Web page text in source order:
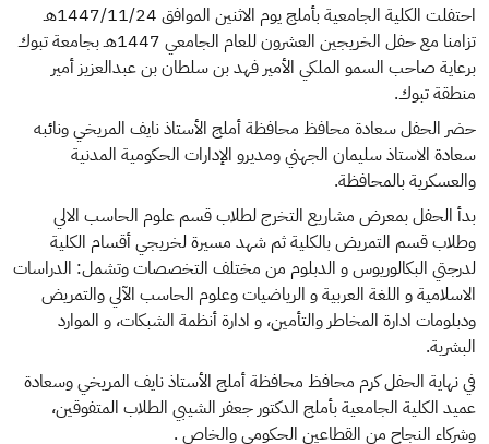
احتفلت الكلية الجامعية بأملج يوم الاثنين الموافق 1447/11/24هـ
تزامنا مع حفل الخريجين العشرون للعام الجامعي 1447هـ بجامعة تبوك
برعاية صاحب السمو الملكي الأمير فهد بن سلطان بن عبدالعزيز أمير
منطقة تبوك.
حضر الحفل سعادة محافظ محافظة أملج الأستاذ نايف المريخي ونائبه
سعادة الاستاذ سليمان الجهني ومديرو الإدارات الحكومية المدنية
والعسكرية بالمحافظة.
بدأ الحفل بمعرض مشاريع التخرج لطلاب قسم علوم الحاسب الالي
وطلاب قسم التمريض بالكلية ثم شهد مسيرة لخريجي أقسام الكلية
لدرجتي البكالوريوس و الدبلوم من مختلف التخصصات وتشمل: الدراسات
الاسلامية و اللغة العربية و الرياضيات وعلوم الحاسب الآلي والتمريض
ودبلومات ادارة المخاطر والتأمين، و ادارة أنظمة الشبكات، و الموارد
البشرية.
في نهاية الحفل كرم محافظ محافظة أملج الأستاذ نايف المريخي وسعادة
عميد الكلية الجامعية بأملج الدكتور جعفر الشيبي الطلاب المتفوقين،
وشركاء النجاح من القطاعين الحكومي والخاص .